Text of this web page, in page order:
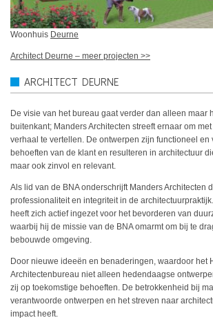
Woonhuis Deurne
Architect Deurne – meer projecten >>
ARCHITECT DEURNE
De visie van het bureau gaat verder dan alleen maar
buitenkant; Manders Architecten streeft ernaar om
verhaal te vertellen. De ontwerpen zijn functioneel en
behoeften van de klant en resulteren in architectuur
maar ook zinvol en relevant.
Als lid van de BNA onderschrijft Manders Architecten
professionaliteit en integriteit in de
heeft zich actief ingezet voor het bevorderen van
waarbij hij de missie van de BNA omarmt om bij te
bebouwde omgeving.
Door nieuwe ideeën en benaderingen, waardoor het
Architectenbureau niet alleen hedendaagse
zij op toekomstige behoeften. De betrokkenheid bij
verantwoorde ontwerpen en het streven naar
impact heeft.